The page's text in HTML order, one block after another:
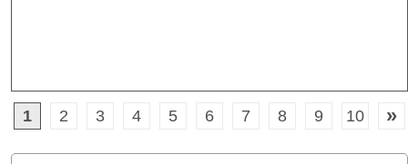
1 2 3 4 5 6 7 8 9 10 »